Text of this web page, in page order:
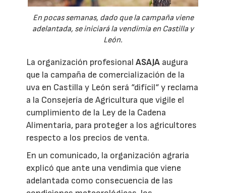
En pocas semanas, dado que la campaña viene
adelantada, se iniciará la vendimia en Castilla y
León.
La organización profesionalASAJA augura
que la campaña de comercialización de la
uva en Castilla y León será “difícil“ y reclama
a la Consejería de Agricultura que vigile el
cumplimiento de la Ley de la Cadena
Alimentaria, para proteger a los agricultores
respecto a los precios de venta.
En un comunicado, la organización agraria
explicó que ante una vendimia que viene
adelantada como consecuencia de las